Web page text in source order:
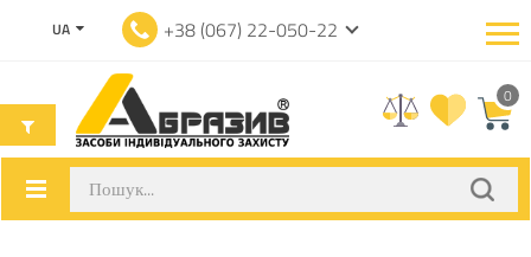
UA +38 (067) 22-050-22
0